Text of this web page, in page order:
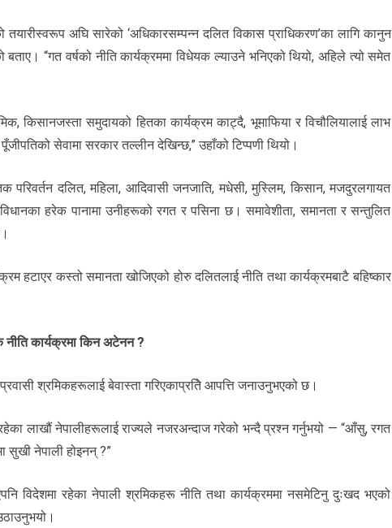
अघि सारेको ‘अधिकारसम्पन्न दलित विकास प्राधिकरण’का लागि कानुन
बताए। “गत वर्षको नीति कार्यक्रममा विधेयक ल्याउने भनिएको थियो, अहिले त्यो समेत
किसानजस्ता समुदायको हितका कार्यक्रम काट्दै, भूमाफिया र विचौलियालाई लाभ
सेवामा सरकार तल्लीन देखिन्छ,” उहाँको टिप्पणी थियो।
परिवर्तन दलित, महिला, आदिवासी जनजाति, मधेसी, मुस्लिम, किसान, मजदुरलगायत
हरेक पानामा उनीहरूको रगत र पसिना छ। समावेशीता, समानता र सन्तुलित
हटाएर कस्तो समानता खोजिएको होरु दलितलाई नीति तथा कार्यक्रमबाटै बहिष्कार
कार्यक्रमा किन अटेनन ?
श्रमिकहरूलाई बेवास्ता गरिएकाप्रतिे आपत्ति जनाउनुभएको छ।
लाखौं नेपालीहरूलाई राज्यले नजरअन्दाज गरेको भन्दै प्रश्न गर्नुभयो — “आँसु, रगत
सुखी नेपाली होइनन् ?”
विदेशमा रहेका नेपाली श्रमिकहरू नीति तथा कार्यक्रममा नसमेटिनु दुःखद भएको